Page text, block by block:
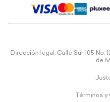
Dirección legal: Calle Sur 105 No.
de
Términos